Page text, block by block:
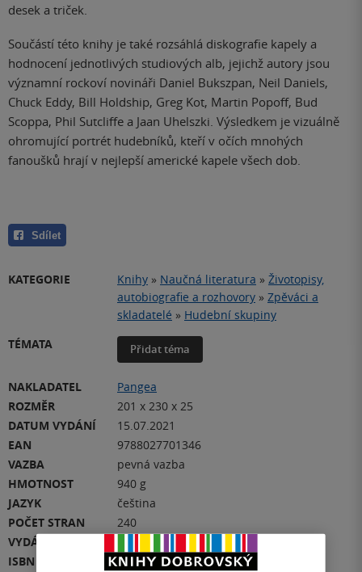
desek a triček.
Součástí této knihy je také rozsáhlá diskografie kapely a
hodnocení jednotlivých studiových alb, jejichž autory jsou
významní rockoví novináři Daniel Bukszpan, Neil Daniels,
Chuck Eddy, Bill Holdship, Greg Kot, Martin Popoff, Bud
Scoppa, Phil Sutcliffe a Jaan Uhelszki. Výsledkem je vizuálně
ohromující portrét hudebníků, kteří v očích mnohých
fanoušků hrají v nejlepší americké kapele všech dob.
Sdílet
KATEGORIE Knihy » Naučná literatura » Životopisy,
autobiografie a rozhovory » Zpěváci a
skladatelé » Hudební skupiny
TÉMATA
Přidat téma
NAKLADATEL
Pangea
ROZMĚR
201 x 230 x 25
DATUM VYDÁNÍ
15.07.2021
EAN
9788027701346
VAZBA
pevná vazba
HMOTNOST
940 g
JAZYK
čeština
POČET STRAN
240
VYDÁNÍ
ISBN
978-80-277-0134-6